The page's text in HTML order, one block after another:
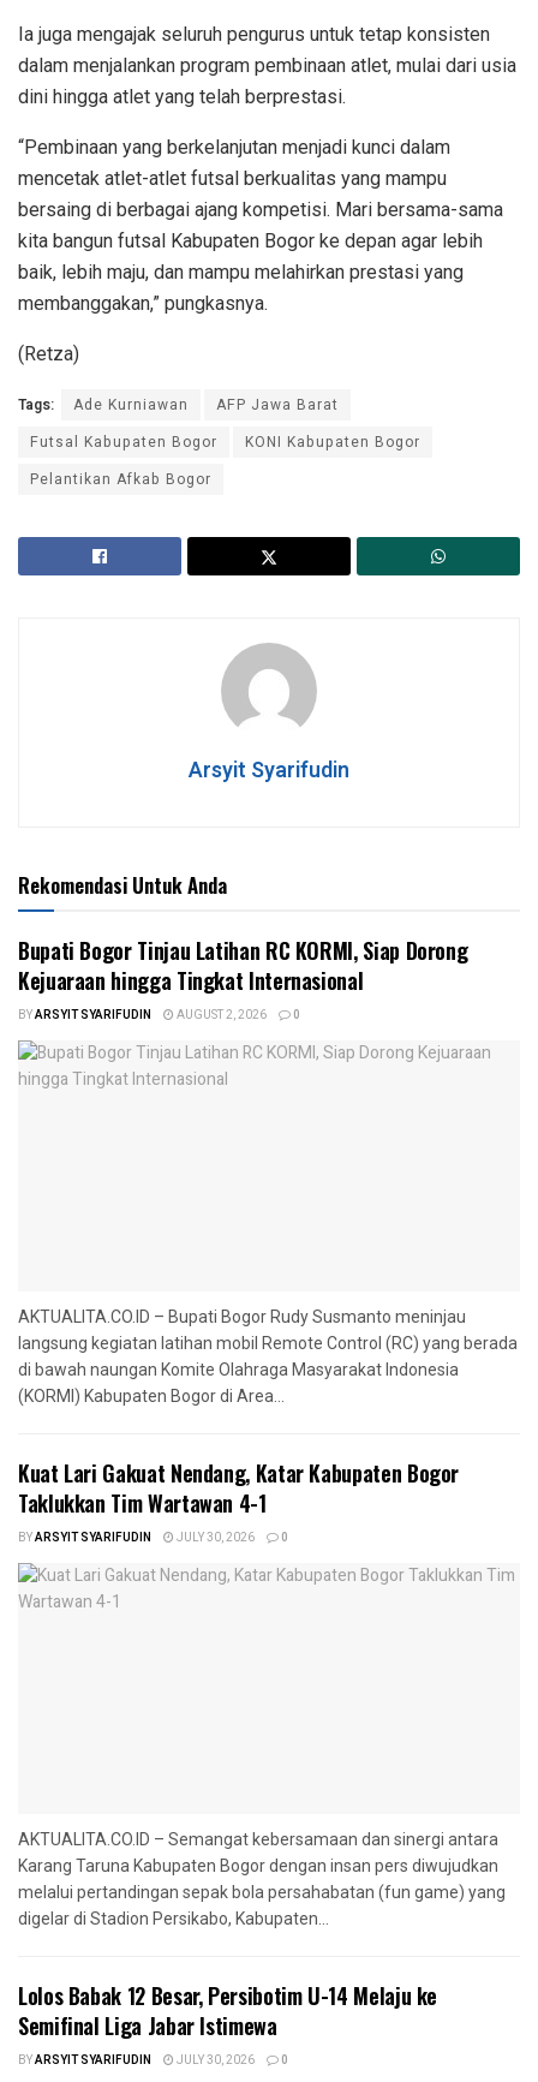
Ia juga mengajak seluruh pengurus untuk tetap konsisten
dalam menjalankan program pembinaan atlet, mulai dari usia
dini hingga atlet yang telah berprestasi.
“Pembinaan yang berkelanjutan menjadi kunci dalam
mencetak atlet-atlet futsal berkualitas yang mampu
bersaing di berbagai ajang kompetisi. Mari bersama-sama
kita bangun futsal Kabupaten Bogor ke depan agar lebih
baik, lebih maju, dan mampu melahirkan prestasi yang
membanggakan,” pungkasnya.
(Retza)
Tags: Ade Kurniawan
AFP Jawa Barat
Futsal Kabupaten Bogor
KONI Kabupaten Bogor
Pelantikan Afkab Bogor
Arsyit Syarifudin
Rekomendasi Untuk Anda
‎Bupati Bogor Tinjau Latihan RC KORMI, Siap Dorong
Kejuaraan hingga Tingkat Internasional
BYARSYIT SYARIFUDIN AUGUST 2, 2026 0
AKTUALITA.CO.ID – Bupati Bogor Rudy Susmanto meninjau
langsung kegiatan latihan mobil Remote Control (RC) yang berada
di bawah naungan Komite Olahraga Masyarakat Indonesia
(KORMI) Kabupaten Bogor di Area...
‎Kuat Lari Gakuat Nendang, Katar Kabupaten Bogor
Taklukkan Tim Wartawan 4-1
BYARSYIT SYARIFUDIN JULY 30, 2026 0
AKTUALITA.CO.ID – Semangat kebersamaan dan sinergi antara
Karang Taruna Kabupaten Bogor dengan insan pers diwujudkan
melalui pertandingan sepak bola persahabatan (fun game) yang
digelar di Stadion Persikabo, Kabupaten...
Lolos Babak 12 Besar, Persibotim U-14 Melaju ke
Semifinal Liga Jabar Istimewa
BYARSYIT SYARIFUDIN JULY 30, 2026 0